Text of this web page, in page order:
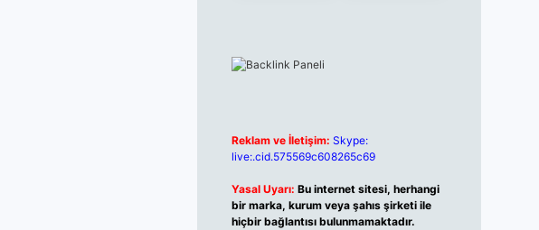
Reklam ve İletişim: Skype:
live:.cid.575569c608265c69
Yasal Uyarı: Bu internet sitesi, herhangi
bir marka, kurum veya şahıs şirketi ile
hiçbir bağlantısı bulunmamaktadır.